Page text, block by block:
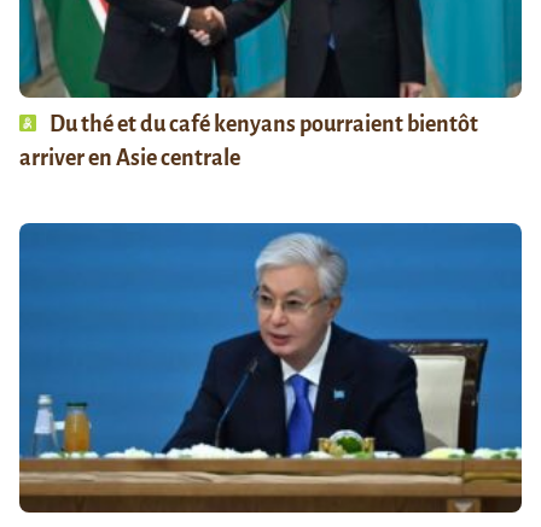
Du thé et du café kenyans pourraient bientôt
arriver en Asie centrale